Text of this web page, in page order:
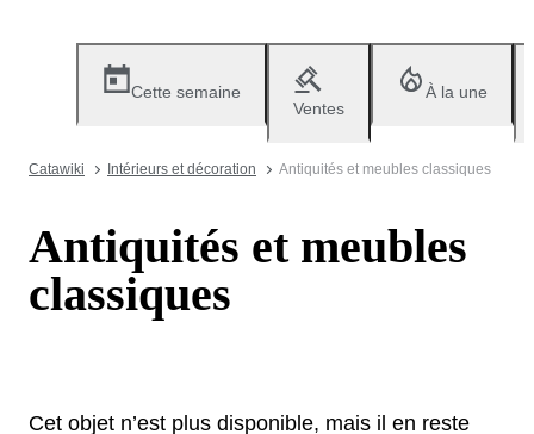
Cette semaine
Ventes
À la une
Catawiki Intérieurs et décoration Antiquités et meubles classiques
Antiquités et meubles
classiques
Cet objet n’est plus disponible, mais il en reste